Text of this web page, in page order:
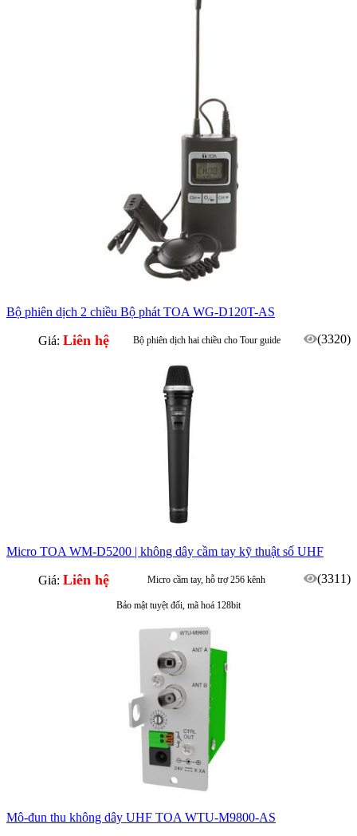
Bộ phiên dịch 2 chiều Bộ phát TOA WG-D120T-AS
Giá: Liên hệ (3320)
Bộ phiên dịch hai chiều cho Tour guide
Micro TOA WM-D5200 | không dây cầm tay kỹ thuật số UHF
Giá: Liên hệ (3311)
Micro cầm tay, hỗ trợ 256 kênh
Bảo mật tuyệt đối, mã hoá 128bit
Mô-đun thu không dây UHF TOA WTU-M9800-AS